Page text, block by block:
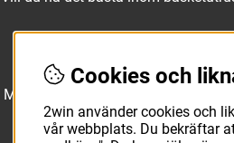
Med ett av Sveriges största
Molten, Nike, Adidas och Spalding
Cookies och
2win använder cookies och
vår webbplats. Du bekräftar